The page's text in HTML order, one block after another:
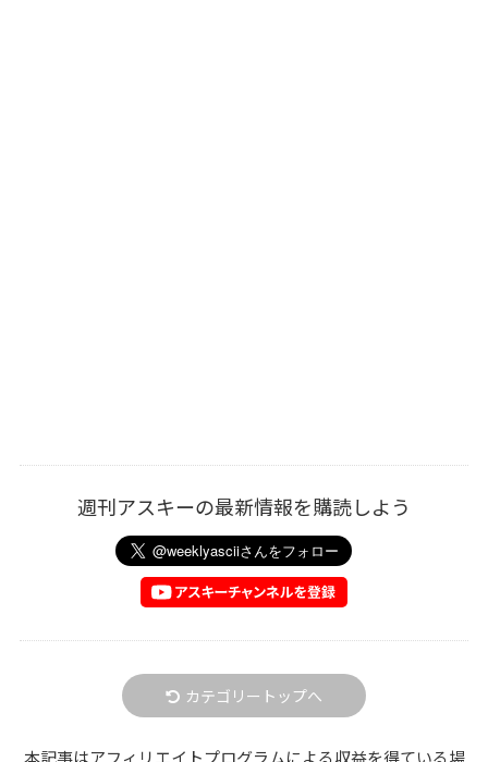
週刊アスキーの最新情報を購読しよう
カテゴリートップへ
本記事はアフィリエイトプログラムによる収益を得ている場